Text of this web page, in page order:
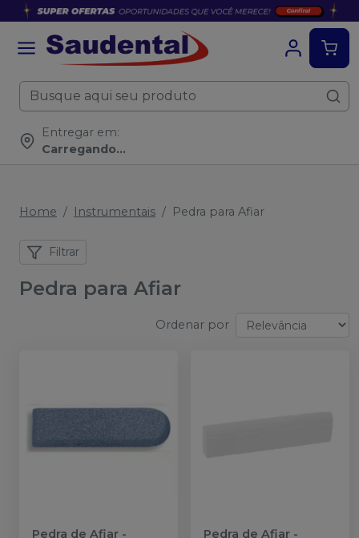
Entregar em:
Carregando...
Home Instrumentais Pedra para Afiar
Filtrar
Pedra para Afiar
Ordenar por
Pedra de Afiar -
Pedra de Afiar -